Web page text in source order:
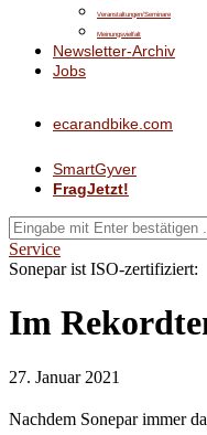
Veranstaltungen/Seminare
Meinungsvielfalt
Newsletter-Archiv
Jobs
ecarandbike.com
SmartGyver
FragJetzt!
Service
Sonepar ist ISO-zertifiziert:
Im
27. Januar 2021
Nachdem Sonepar immer